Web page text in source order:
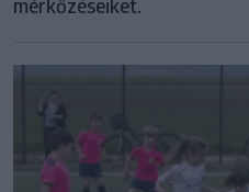
mérkőzéseiket.